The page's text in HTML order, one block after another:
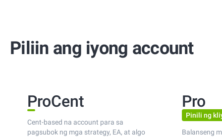
Piliin ang iyong account
ProCent
Cent-based na account para sa
pagsubok ng mga strategy, EA, at algo
Pro
Pinili ng
Balanseng